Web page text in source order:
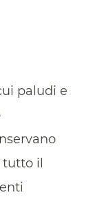
paludi e
il